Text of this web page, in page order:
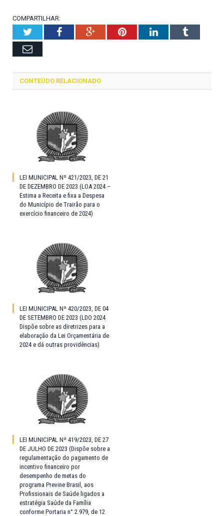
COMPARTILHAR:
TwitterFacebookGoogle+PinterestLinkedInTumblr
Email
CONTEÚDO RELACIONADO
LEI MUNICIPAL Nº 421/2023, DE 21
DE DEZEMBRO DE 2023 (LOA 2024 –
Estima a Receita e fixa a Despesa
do Município de Trairão para o
exercício financeiro de 2024)
LEI MUNICIPAL Nº 420/2023, DE 04
DE SETEMBRO DE 2023 (LDO 2024
Dispõe sobre as diretrizes para a
elaboração da Lei Orçamentária de
2024 e dá outras providências)
LEI MUNICIPAL Nº 419/2023, DE 27
DE JULHO DE 2023 (Dispõe sobre a
regulamentação do pagamento de
incentivo financeiro por
desempenho de metas do
programa Previne Brasil, aos
Profissionais de Saúde ligados a
estratégia Saúde da Família
conforme Portaria n° 2.979, de 12